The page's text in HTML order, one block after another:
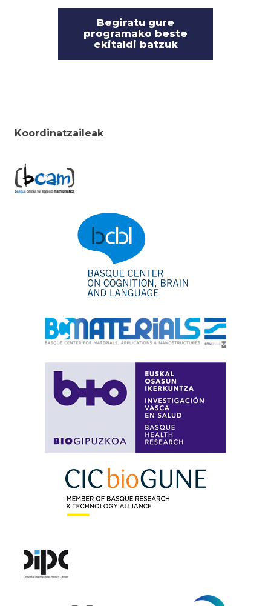
Begiratu gure
programako beste
ekitaldi batzuk
Koordinatzaileak